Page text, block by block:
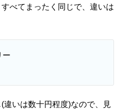
べてまったく同じで、違いは
ー
違いは数十円程度)なので、見